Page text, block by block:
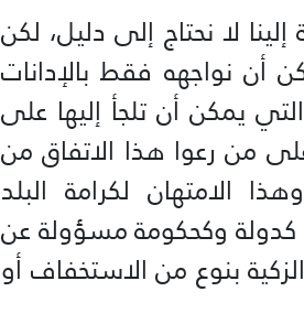
لا نحتاج إلى دليل، لكن
أن نواجهه فقط بالإدانات
يمكن أن تلجأ إليها على
من رعوا هذا الاتفاق من
الامتهان لكرامة البلد
كدولة وكحكومة مسؤولة عن
بنوع من الاستخفاف أو